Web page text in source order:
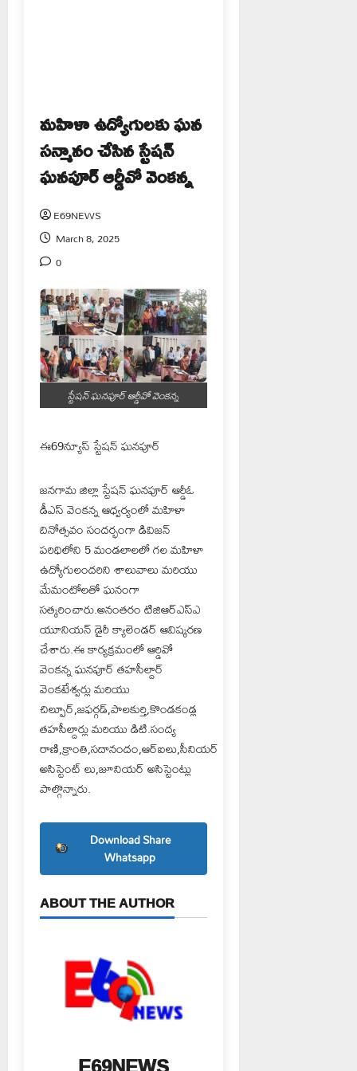
మహిళా ఉద్యోగులకు ఘన
సన్మానం చేసిన స్టేషన్
ఘనపూర్ ఆర్డీవో వెంకన్న
E69NEWS
March 8, 2025
0
స్టేషన్ ఘనపూర్ ఆర్డీవో వెంకన్న
ఈ69న్యూస్ స్టేషన్ ఘనపూర్
జనగామ జిల్లా స్టేషన్ ఘనపూర్ ఆర్డీఓ
డీఎస్ వెంకన్న ఆధ్వర్యంలో మహిళా
దినోత్సవం సందర్భంగా డివిజన్
పరిధిలోని 5 మండలాలలో గల మహిళా
ఉద్యోగులందరిని శాలువాలు మరియు
మేమంటోలతో ఘనంగా
సత్కరించారు.అనంతరం టిజిఆర్ఎస్ఎ
యూనియన్ డైరీ క్యాలెండర్ ఆవిష్కరణ
చేశారు.ఈ కార్యక్రమంలో ఆర్డివో
వెంకన్న ఘనపూర్ తహసీల్దార్
వెంకటేశ్వర్లు మరియు
చిల్పూర్,జఫర్గడ్,పాలకుర్తి,కొండకండ్ల
తహసీల్దార్లు మరియు డిటి.సంద్య
రాణి,క్రాంతి,సదానందం,ఆర్ఐలు,సీనియర్
అసిస్టెంట్ లు,జూనియర్ అసిస్టెంట్లు
పాల్గొన్నారు.
Download Share
Whatsapp
ABOUT THE AUTHOR